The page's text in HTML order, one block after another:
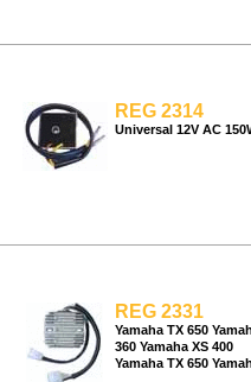
REG 2314
Universal 12V AC
REG 2331
Yamaha TX 650
360 Yamaha XS 400
Yamaha TX 650